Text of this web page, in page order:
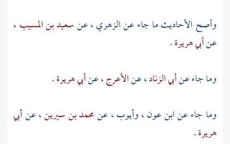
وأصح الأحاديث ما جاء عنالزهري، عنسعيد بن المسيب ،
عنأبي هريرة.
وما جاء عنأبي الزناد، عنالأعرج، عنأبي هريرة.
وما جاء عنابن عون،وأيوب، عنمحمد بن سيرين، عنأبي
هريرة.